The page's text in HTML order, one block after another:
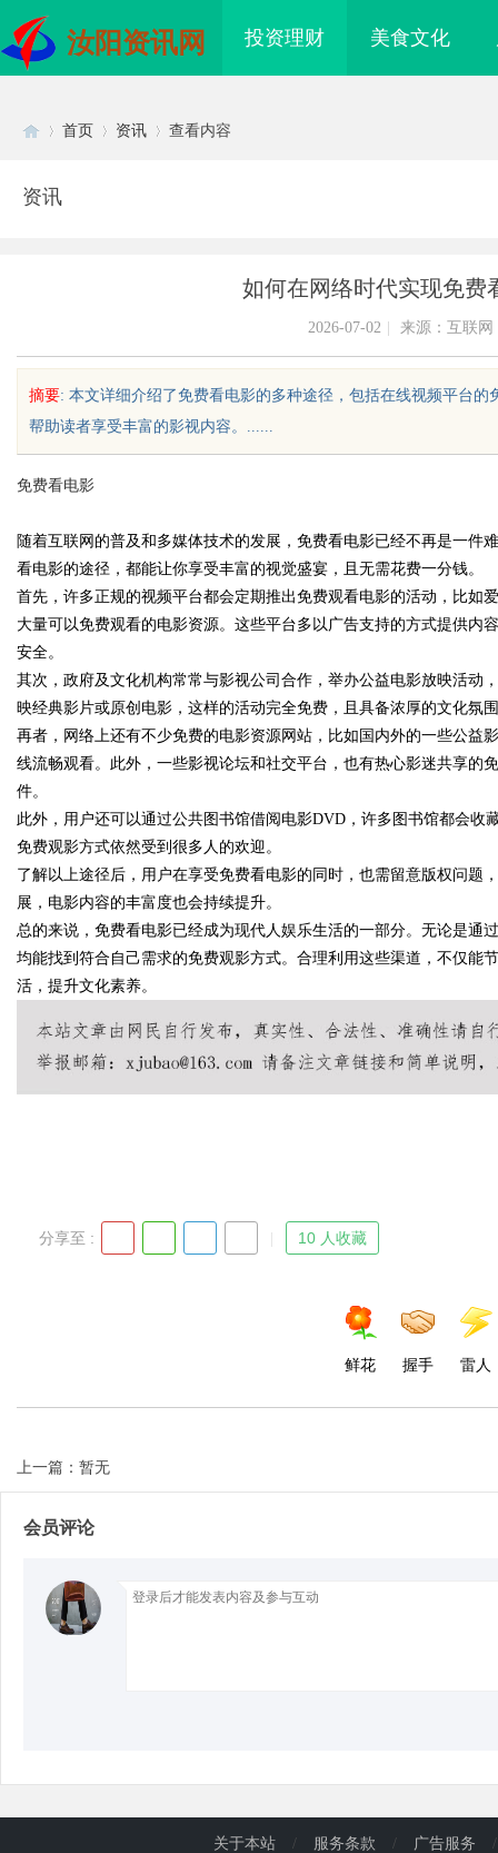
汝阳资讯网 投资理财 美食文化
uz
!
首页 资讯 查看内容
资讯
如何在网络时代实现免费
2026-07-02 来源：互联网
摘要: 本文详细介绍了免费看电影的多种途径，包括在线视频平台
帮助读者享受丰富的影视内容。......
免费看电影
随着互联网的普及和多媒体技术的发展，免费看电影已经不再是一件
看电影的途径，都能让你享受丰富的视觉盛宴，且无需花费一分钱。
首先，许多正规的视频平台都会定期推出免费观看电影的活动，比如
大量可以免费观看的电影资源。这些平台多以广告支持的方式提供内
安全。
其次，政府及文化机构常常与影视公司合作，举办公益电影放映活动
映经典影片或原创电影，这样的活动完全免费，且具备浓厚的文化氛
再者，网络上还有不少免费的电影资源网站，比如国内外的一些公益
线流畅观看。此外，一些影视论坛和社交平台，也有热心影迷共享的
件。
此外，用户还可以通过公共图书馆借阅电影DVD，许多图书馆都会
免费观影方式依然受到很多人的欢迎。
了解以上途径后，用户在享受免费看电影的同时，也需留意版权问题
展，电影内容的丰富度也会持续提升。
总的来说，免费看电影已经成为现代人娱乐生活的一部分。无论是通
均能找到符合自己需求的免费观影方式。合理利用这些渠道，不仅能
活，提升文化素养。
分享至 : 10 人收藏
鲜花 握手 雷人
上一篇：暂无
会员评论
观影体验的
与技巧分享
关于本站 / 服务条款 / 广告服务 /